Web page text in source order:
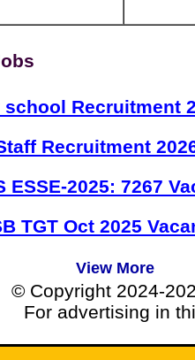
Recruitment
Recruitment
ESSE-2025: 7267
TGT Oct 2025
View More
© Copyright 2024-
For advertising in